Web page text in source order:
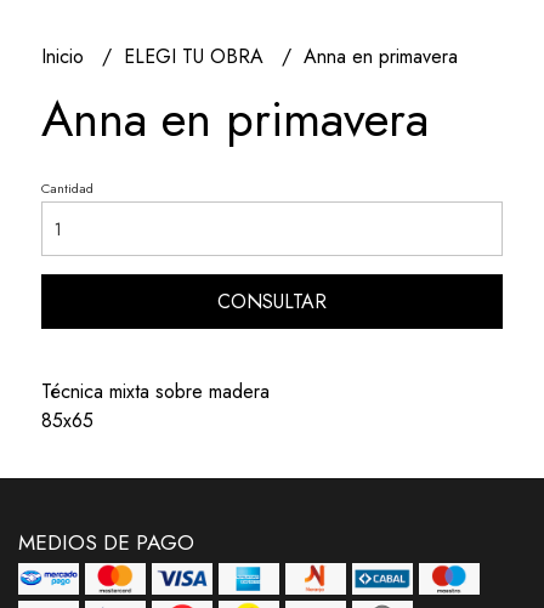
Inicio ELEGI TU OBRA Anna en primavera
Anna en primavera
Cantidad
CONSULTAR
Técnica mixta sobre madera
85x65
MEDIOS DE PAGO